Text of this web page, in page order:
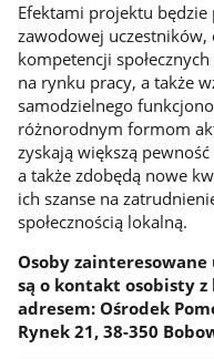
Efektami projektu będzie
zawodowej uczestników,
kompetencji
na rynku pracy, a także
samodzielnego
różnorodnym formom
zyskają większą
a także zdobędą nowe
ich szanse na
społecznością lokalną.
Osoby
są o kontakt osobisty
adresem: Ośrodek
Rynek 21, 38-350